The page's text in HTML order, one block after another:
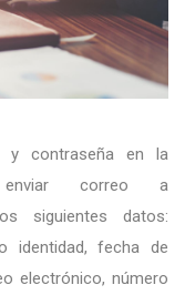
contraseña en la
correo a
siguientes datos:
identidad, fecha de
electrónico, número